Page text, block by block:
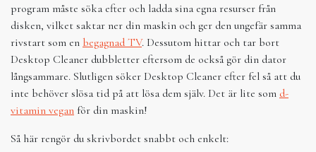
program måste söka efter och ladda sina egna resurser från
disken, vilket saktar ner din maskin och ger den ungefär samma
rivstart som en begagnad TV. Dessutom hittar och tar bort
Desktop Cleaner dubbletter eftersom de också gör din dator
långsammare. Slutligen söker Desktop Cleaner efter fel så att du
inte behöver slösa tid på att lösa dem själv. Det är lite som d-
vitamin vegan för din maskin!
Så här rengör du skrivbordet snabbt och enkelt: